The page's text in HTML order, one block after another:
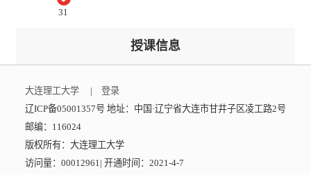
31
授课信息
大连理工大学 |
登录
辽ICP备05001357号 地址：中国·辽宁省大连市甘井子区凌工路2号
邮编：116024
版权所有：大连理工大学
访问量： 00012961| 开通时间： 2021-4-7